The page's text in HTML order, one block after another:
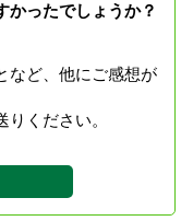
かったでしょうか？
など、他にご感想が
ください。